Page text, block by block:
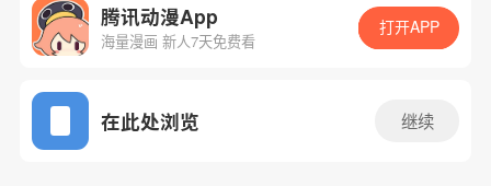
App免费看
腾讯动漫App
海量漫画 新人7天免费看
打开APP
在此处浏览 继续